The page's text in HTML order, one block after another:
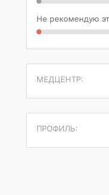
Не рекомендую
МЕДЦЕНТР:
ПРОФИЛЬ: